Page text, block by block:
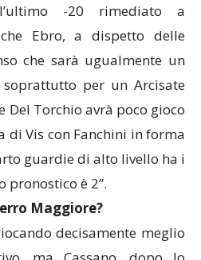
-20 rimediato a
Ebro, a dispetto delle
che sarà ugualmente un
per un Arcisate
Del Torchio avrà poco gioco
di Vis con Fanchini in forma
guardie di alto livello ha i
pronostico è 2”.
Maggiore?
decisamente meglio